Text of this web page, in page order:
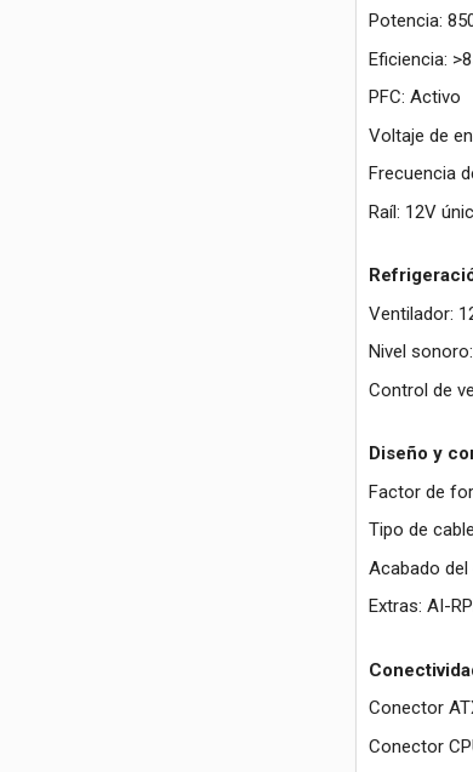
Potencia:
Eficiencia:
PFC: Activo
Voltaje de
Frecuencia
Raíl: 12V
Ventilador:
Nivel
Control de
Diseño y
Factor de
Tipo de
Acabado del
Extras: AI-
Conector
Conector